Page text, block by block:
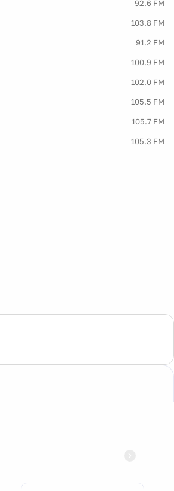
92.6 FM
103.8 FM
91.2 FM
100.9 FM
102.0 FM
105.5 FM
105.7 FM
105.3 FM